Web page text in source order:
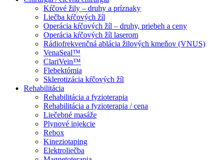
Kŕčové žily – druhy a príznaky
Liečba kŕčových žíl
Operácia kŕčových žíl – druhy, priebeh a ceny
Operácia kŕčových žíl laserom
Rádiofrekvenčná ablácia žilových kmeňov (VNUS)
VenaSeal™
ClariVein™
Flebektómia
Sklerotizácia kŕčových žíl
Rehabilitácia
Rehabilitácia a fyzioterapia
Rehabilitácia a fyzioterapia / cena
Liečebné masáže
Plynové injekcie
Rebox
Kineziotaping
Elektroliečba